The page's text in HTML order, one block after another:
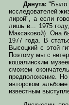
Данута: "Было
исследователей
лирой", а если
лишь в... 1975
Максаковой). Она
1977 года. В
Высоцкий с этой
Поэтому мы с
кошалинским
сможем
предположение.
авторском
известным